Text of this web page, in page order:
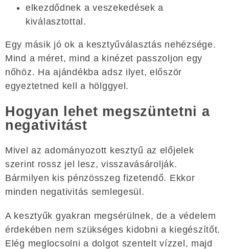
elkezdődnek a veszekedések a
kiválasztottal.
Egy másik jó ok a kesztyűválasztás nehézsége.
Mind a méret, mind a kinézet passzoljon egy
nőhöz. Ha ajándékba adsz ilyet, először
egyeztetned kell a hölggyel.
Hogyan lehet megszüntetni a
negativitást
Mivel az adományozott kesztyű az előjelek
szerint rossz jel lesz, visszavásárolják.
Bármilyen kis pénzösszeg fizetendő. Ekkor
minden negativitás semlegesül.
A kesztyűk gyakran megsérülnek, de a védelem
érdekében nem szükséges kidobni a kiegészítőt.
Elég meglocsolni a dolgot szentelt vízzel, majd